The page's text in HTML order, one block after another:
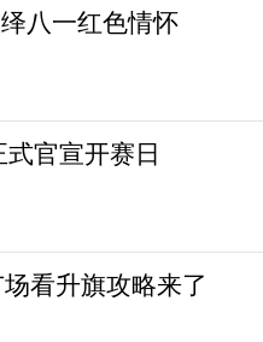
八一红色情怀
官宣开赛日
看升旗攻略来了